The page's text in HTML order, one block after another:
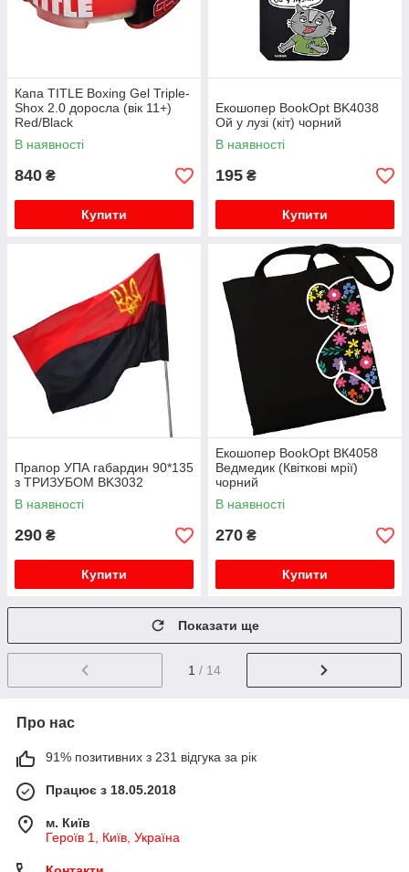
Капа TITLE Boxing Gel Triple-
Shox 2.0 доросла (вік 11+)
Red/Black
В наявності
840 ₴
Купити
Екошопер BookOpt BK4038
Ой у лузі (кіт) чорний
В наявності
195 ₴
Купити
Прапор УПА габардин 90*135
з ТРИЗУБОМ BK3032
В наявності
290 ₴
Купити
Екошопер BookOpt ВК4058
Ведмедик (Квіткові мрії)
чорний
В наявності
270 ₴
Купити
Показати ще
1 / 14
Про нас
91% позитивних з 231 відгука за рік
Працює з 18.05.2018
м. Київ
Героїв 1, Київ, Україна